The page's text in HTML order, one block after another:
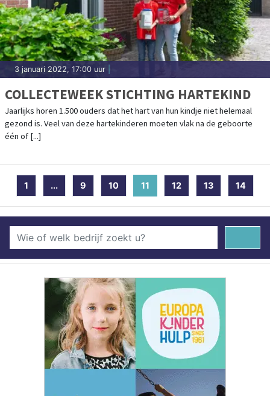
3 januari 2022, 17:00 uur
COLLECTEWEEK STICHTING HARTEKIND
Jaarlijks horen 1.500 ouders dat het hart van hun kindje niet helemaal
gezond is. Veel van deze hartekinderen moeten vlak na de geboorte
één of [...]
1 ... 9 10 11 (current)
12 13 14